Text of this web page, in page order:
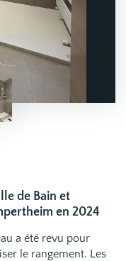
de Bain et
en 2024
a été revu pour
le rangement. Les